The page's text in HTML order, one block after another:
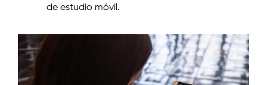
de estudio móvil.